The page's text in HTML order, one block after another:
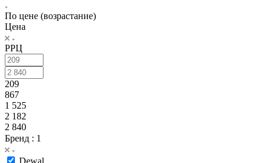
По цене (возрастание)
Цена
РРЦ
209
867
1 525
2 182
2 840
Бренд : 1
Dewal